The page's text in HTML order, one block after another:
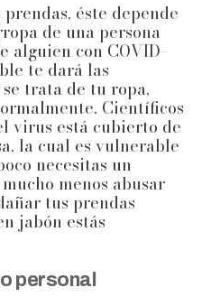
éste depende
de una persona
alguien con COVID-
te dará las
trata de tu ropa,
Científicos
virus está cubierto de
la cual es vulnerable
necesitas un
menos abusar
tus prendas
jabón estás
personal